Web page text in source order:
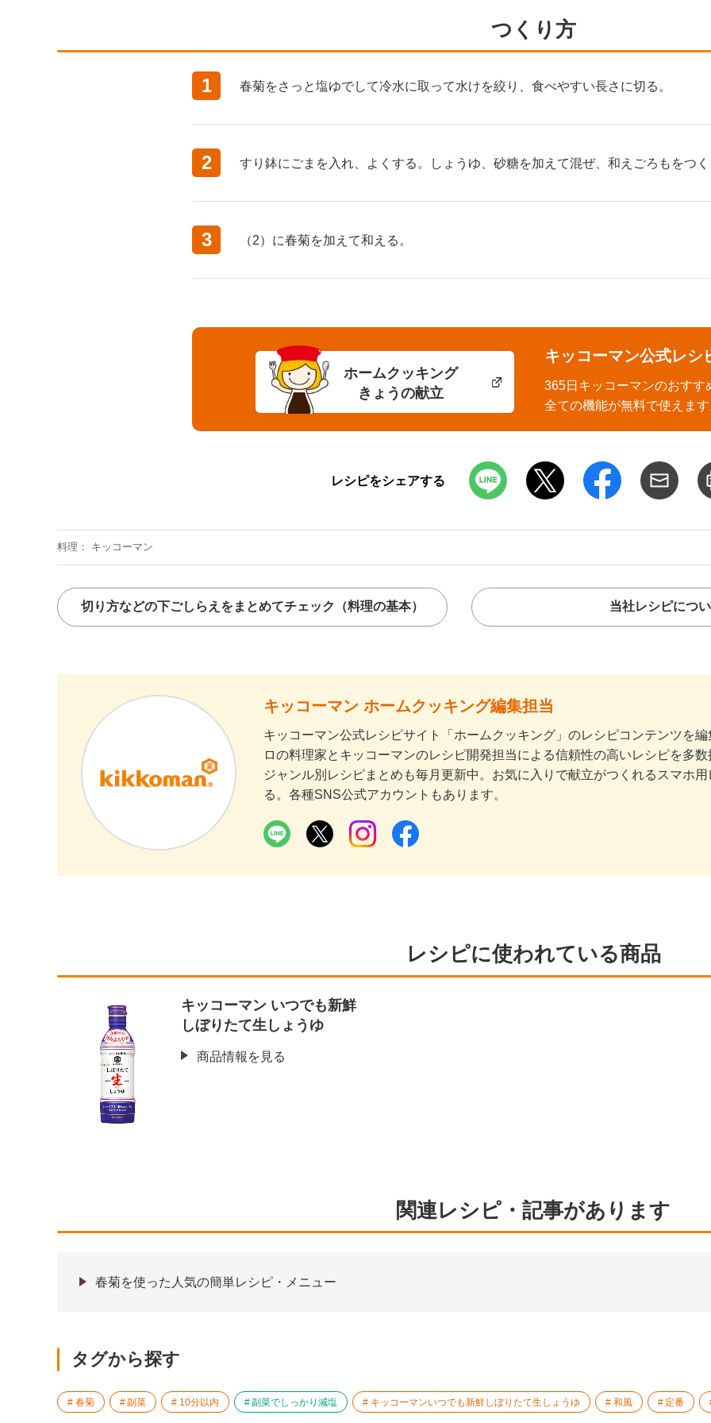
つくり方
1 春菊をさっと塩ゆでして冷水に取って水けを絞り、食べやすい長さに切る。
2 すり鉢にごまを入れ、よくする。しょうゆ、砂糖を加えて混ぜ、和えごろもをつく
3 （2）に春菊を加えて和える。
ホームクッキング
きょうの献立
キッコーマン公式レシ
365日キッコーマンのおすす
全ての機能が無料で使えます
レシピをシェアする
料理 キッコーマン
切り方などの下ごしらえをまとめてチェック （料理の基本） 当社レシピにつ
キッコーマン ホームクッキング編集担当
キッコーマン公式レシピサイト「ホームクッキング」のレシピコンテンツを
ロの料理家とキッコーマンのレシピ開発担当による信頼性の高いレシピを多
ジャンル別レシピまとめも毎月更新中。お気に入りで献立がつくれるスマホ
る。各種SNS公式アカウントもあります。
レシピに使われている商品
キッコーマン いつでも新鮮
しぼりたて生しょうゆ
商品情報を見る
関連レシピ・記事があります
春菊を使った人気の簡単レシピ・メニュー
タグから探す
春菊 副菜 10分以内 副菜でしっかり減塩 キッコーマンいつでも新鮮しぼりたて生しょうゆ 和風 定番